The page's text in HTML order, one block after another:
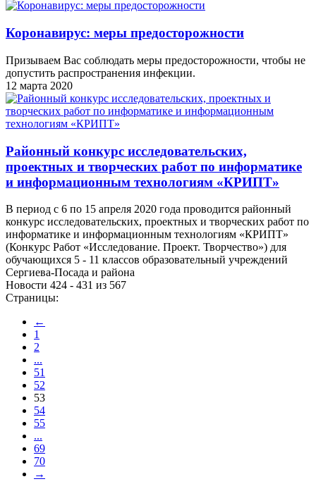
Коронавирус: меры предосторожности
Призываем Вас соблюдать меры предосторожности, чтобы не
допустить распространения инфекции.
12 марта 2020
Районный конкурс исследовательских,
проектных и творческих работ по информатике
и информационным технологиям «КРИПТ»
В период с 6 по 15 апреля 2020 года проводится районный
конкурс исследовательских, проектных и творческих работ по
информатике и информационным технологиям «КРИПТ»
(Конкурс Работ «Исследование. Проект. Творчество») для
обучающихся 5 - 11 классов образовательный учреждений
Сергиева-Посада и района
Новости 424 - 431 из 567
Страницы:
←
1
2
...
51
52
53
54
55
...
69
70
→